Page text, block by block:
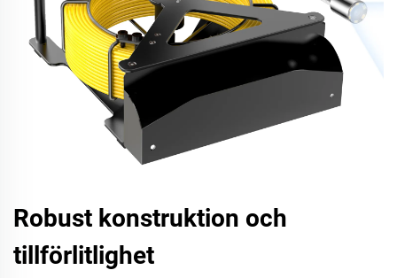
Robust konstruktion och
tillförlitlighet